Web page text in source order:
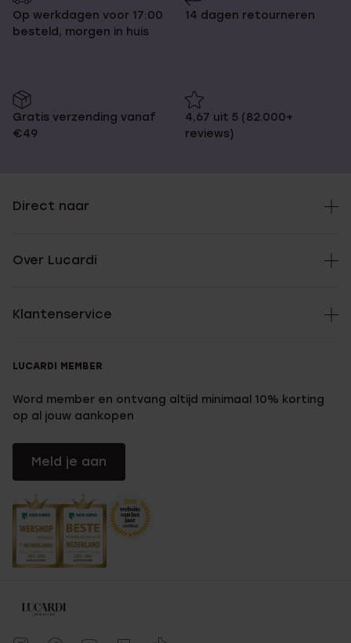
Op werkdagen voor 17:00
besteld, morgen in huis
14 dagen retourneren
Gratis verzending vanaf
€49
4,67 uit 5 (82.000+
reviews)
Direct naar
Over Lucardi
Klantenservice
LUCARDI MEMBER
Word member en ontvang altijd minimaal 10% korting
op al jouw aankopen
Meld je aan